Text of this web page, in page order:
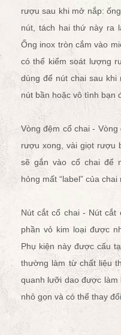
rượu sau khi mở nắp:
nút, tách hai thứ này ra
Ống inox tròn cắm vào
có thể kiểm soát lượng
dùng để nút chai sau
nút bần hoặc vô tình bạn
Vòng đệm cổ chai -
rượu xong, vài giọt rượu
sẽ gắn vào cổ chai để
hỏng mất “label” của chai
Nút cắt cổ chai - Nút
phần vỏ kim loại được
Phụ kiện này được cấu
thường làm từ chất liệu
quanh lưỡi dao được
nhỏ gọn và có thể thay